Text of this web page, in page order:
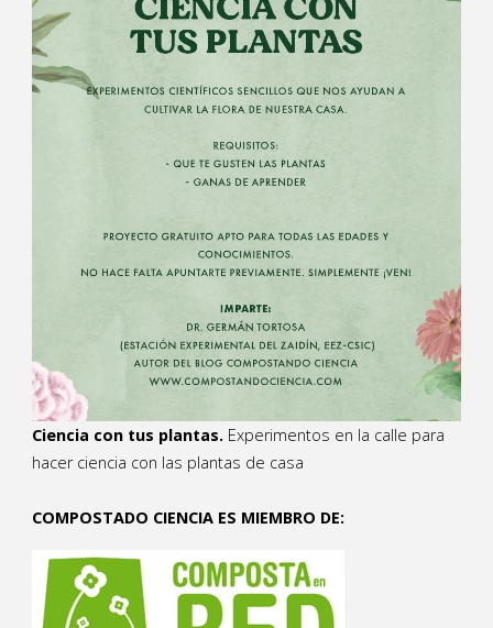
Ciencia con tus plantas. Experimentos en la calle para
hacer ciencia con las plantas de casa
COMPOSTADO CIENCIA ES MIEMBRO DE: